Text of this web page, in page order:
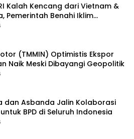
Kalah Kencang dari Vietnam &
Pemerintah Benahi Iklim
(TMMIN) Optimistis Ekspor
Naik Meski Dibayangi Geopolitik
dan Asbanda Jalin Kolaborasi
BPD di Seluruh Indonesia